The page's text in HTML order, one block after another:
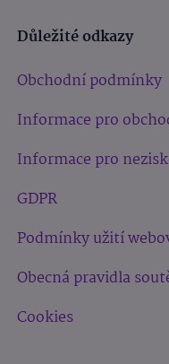
Důležité odkazy
Obchodní podmínky
Informace pro
Informace pro
GDPR
Podmínky užití
Obecná pravidla
Cookies